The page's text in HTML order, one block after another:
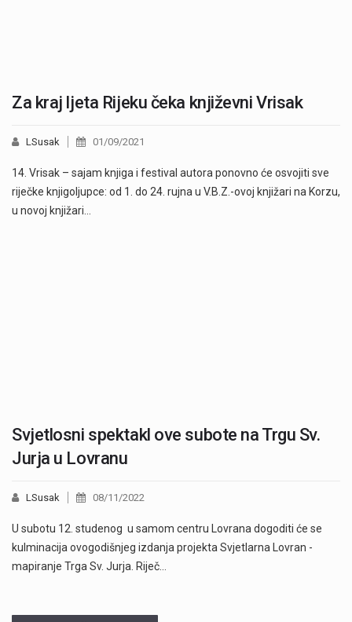
Za kraj ljeta Rijeku čeka književni Vrisak
LSusak 01/09/2021
14. Vrisak – sajam knjiga i festival autora ponovno će osvojiti sve
riječke knjigoljupce: od 1. do 24. rujna u V.B.Z.-ovoj knjižari na Korzu,
u novoj knjižari…
Svjetlosni spektakl ove subote na Trgu Sv.
Jurja u Lovranu
LSusak 08/11/2022
U subotu 12. studenog u samom centru Lovrana dogoditi će se
kulminacija ovogodišnjeg izdanja projekta Svjetlarna Lovran -
mapiranje Trga Sv. Jurja. Riječ…